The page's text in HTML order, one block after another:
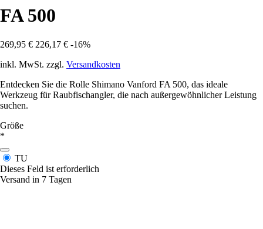
FA 500
269,95 € 226,17 € -16%
inkl. MwSt. zzgl. Versandkosten
Entdecken Sie die Rolle Shimano Vanford FA 500, das ideale
Werkzeug für Raubfischangler, die nach außergewöhnlicher Leistung
suchen.
Größe
*
TU
Dieses Feld ist erforderlich
Versand in 7 Tagen